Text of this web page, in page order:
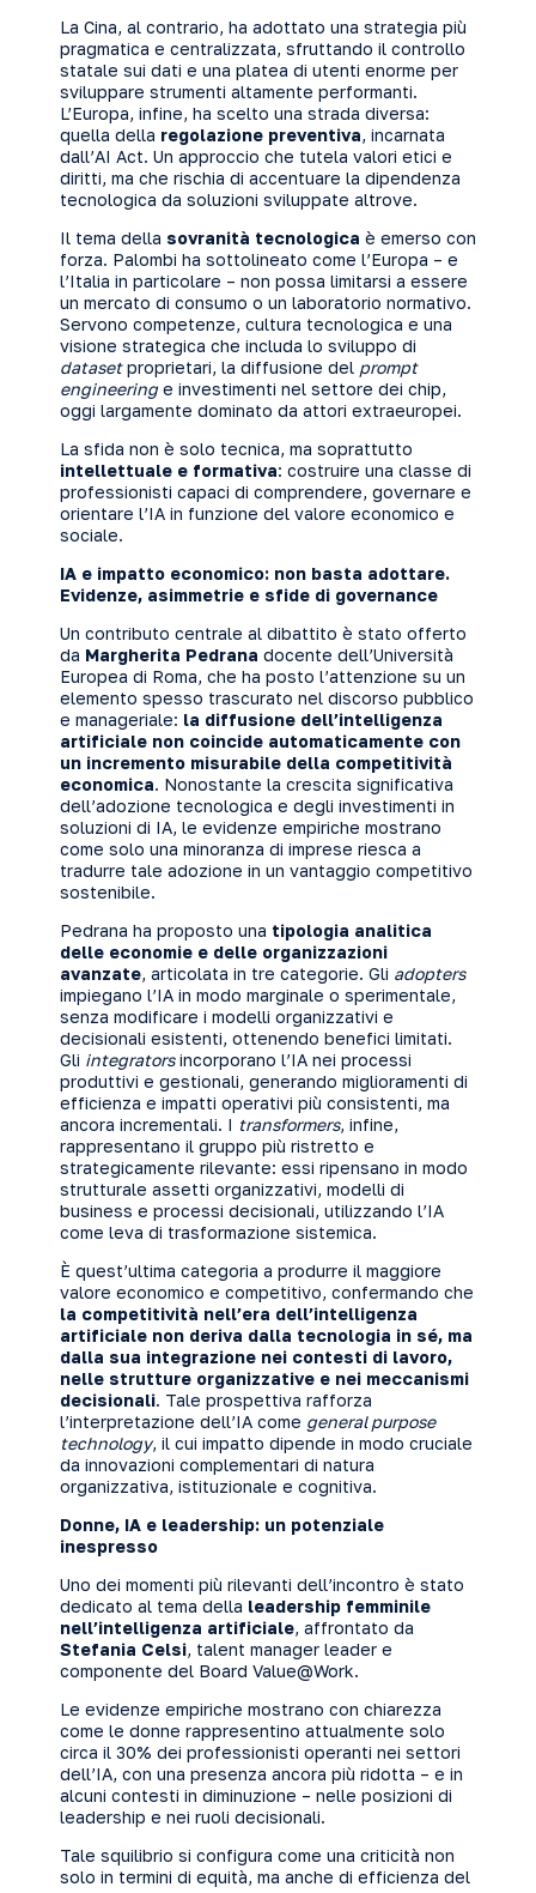
La Cina, al contrario, ha adottato una strategia più
pragmatica e centralizzata, sfruttando il controllo
statale sui dati e una platea di utenti enorme per
sviluppare strumenti altamente performanti.
L’Europa, infine, ha scelto una strada diversa:
quella della regolazione preventiva, incarnata
dall’AI Act. Un approccio che tutela valori etici e
diritti, ma che rischia di accentuare la dipendenza
tecnologica da soluzioni sviluppate altrove.
Il tema della sovranità tecnologica è emerso con
forza. Palombi ha sottolineato come l’Europa – e
l’Italia in particolare – non possa limitarsi a essere
un mercato di consumo o un laboratorio normativo.
Servono competenze, cultura tecnologica e una
visione strategica che includa lo sviluppo di
datasetproprietari, la diffusione del prompt
engineeringe investimenti nel settore dei chip,
oggi largamente dominato da attori extraeuropei.
La sfida non è solo tecnica, ma soprattutto
intellettuale e formativa: costruire una classe di
professionisti capaci di comprendere, governare e
orientare l’IA in funzione del valore economico e
sociale.
IA e impatto economico: non basta adottare.
Evidenze, asimmetrie e sfide di governance
Un contributo centrale al dibattito è stato offerto
da Margherita Pedrana docente dell’Università
Europea di Roma, che ha posto l’attenzione su un
elemento spesso trascurato nel discorso pubblico
e manageriale: la diffusione dell’intelligenza
artificiale non coincide automaticamente con
un incremento misurabile della competitività
economica. Nonostante la crescita significativa
dell’adozione tecnologica e degli investimenti in
soluzioni di IA, le evidenze empiriche mostrano
come solo una minoranza di imprese riesca a
tradurre tale adozione in un vantaggio competitivo
sostenibile.
Pedrana ha proposto una tipologia analitica
delle economie e delle organizzazioni
avanzate, articolata in tre categorie. Gli adopters
impiegano l’IA in modo marginale o sperimentale,
senza modificare i modelli organizzativi e
decisionali esistenti, ottenendo benefici limitati.
Gli integratorsincorporano l’IA nei processi
produttivi e gestionali, generando miglioramenti di
efficienza e impatti operativi più consistenti, ma
ancora incrementali. I transformers, infine,
rappresentano il gruppo più ristretto e
strategicamente rilevante: essi ripensano in modo
strutturale assetti organizzativi, modelli di
business e processi decisionali, utilizzando l’IA
come leva di trasformazione sistemica.
È quest’ultima categoria a produrre il maggiore
valore economico e competitivo, confermando che
la competitività nell’era dell’intelligenza
artificiale non deriva dalla tecnologia in sé, ma
dalla sua integrazione nei contesti di lavoro,
nelle strutture organizzative e nei meccanismi
decisionali. Tale prospettiva rafforza
l’interpretazione dell’IA come general purpose
technology, il cui impatto dipende in modo cruciale
da innovazioni complementari di natura
organizzativa, istituzionale e cognitiva.
Donne, IA e leadership: un potenziale
inespresso
Uno dei momenti più rilevanti dell’incontro è stato
dedicato al tema della leadership femminile
nell’intelligenza artificiale, affrontato da
Stefania Celsi, talent manager leader e
componente del Board Value@Work.
Le evidenze empiriche mostrano con chiarezza
come le donne rappresentino attualmente solo
circa il 30% dei professionisti operanti nei settori
dell’IA, con una presenza ancora più ridotta – e in
alcuni contesti in diminuzione – nelle posizioni di
leadership e nei ruoli decisionali.
Tale squilibrio si configura come una criticità non
solo in termini di equità, ma anche di efficienza del